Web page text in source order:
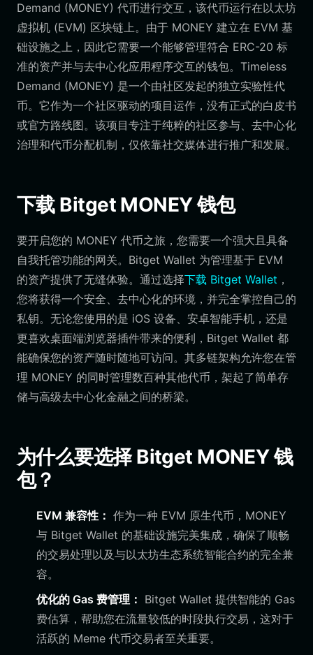
Demand (MONEY) 代币进行交互，该代币运行在以太坊
虚拟机 (EVM) 区块链上。由于 MONEY 建立在 EVM 基
础设施之上，因此它需要一个能够管理符合 ERC-20 标
准的资产并与去中心化应用程序交互的钱包。Timeless
Demand (MONEY) 是一个由社区发起的独立实验性代
币。它作为一个社区驱动的项目运作，没有正式的白皮书
或官方路线图。该项目专注于纯粹的社区参与、去中心化
治理和代币分配机制，仅依靠社交媒体进行推广和发展。
下载 Bitget MONEY 钱包
要开启您的 MONEY 代币之旅，您需要一个强大且具备
自我托管功能的网关。Bitget Wallet 为管理基于 EVM
的资产提供了无缝体验。通过选择下载 Bitget Wallet ，
您将获得一个安全、去中心化的环境，并完全掌控自己的
私钥。无论您使用的是 iOS 设备、安卓智能手机，还是
更喜欢桌面端浏览器插件带来的便利，Bitget Wallet 都
能确保您的资产随时随地可访问。其多链架构允许您在管
理 MONEY 的同时管理数百种其他代币，架起了简单存
储与高级去中心化金融之间的桥梁。
为什么要选择 Bitget MONEY 钱
包？
EVM 兼容性： 作为一种 EVM 原生代币，MONEY
与 Bitget Wallet 的基础设施完美集成，确保了顺畅
的交易处理以及与以太坊生态系统智能合约的完全兼
容。
优化的 Gas 费管理： Bitget Wallet 提供智能的 Gas
费估算，帮助您在流量较低的时段执行交易，这对于
活跃的 Meme 代币交易者至关重要。